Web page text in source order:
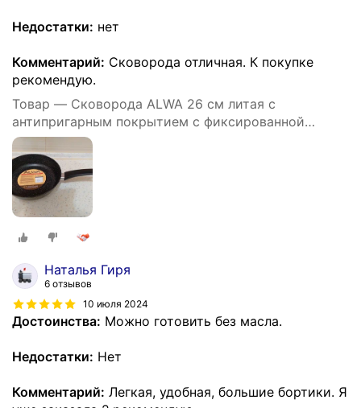
Недостатки: нет
Комментарий: Сковорода отличная. К покупке
рекомендую.
Товар — Cковорода ALWA 26 см литая с
антипригарным покрытием с фиксированной
ручкой цвет мрамор
Наталья Гиря
6 отзывов
10 июля 2024
Достоинства: Можно готовить без масла.
Недостатки: Нет
Комментарий: Легкая, удобная, большие бортики. Я